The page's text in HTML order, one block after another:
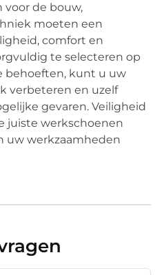
voor de bouw,
moeten een
comfort en
te selecteren op
behoeften, kunt u uw
verbeteren en uzelf
gevaren. Veiligheid
juiste werkschoenen
uw werkzaamheden